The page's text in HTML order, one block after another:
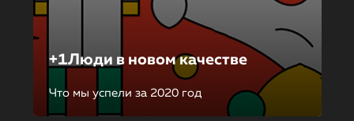
+1Люди в новом качестве
Что мы успели за 2020 год